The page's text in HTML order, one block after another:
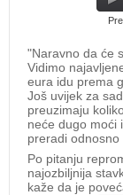
"Naravno da će
Vidimo
eura idu prema
Još uvijek za
preuzimaju
neće dugo moći
preradi
Po pitanju
najozbiljnija
kaže da je